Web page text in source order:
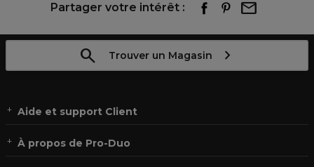
Partager votre intérêt :
Trouver un Magasin
Aide et support Client
À propos de Pro-Duo